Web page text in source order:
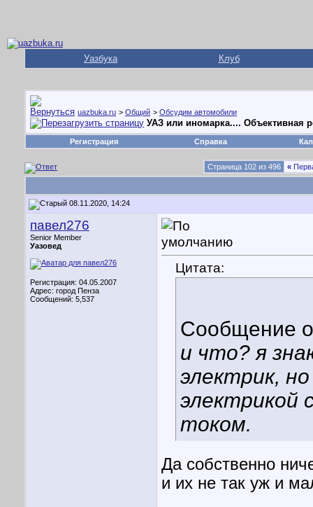
Уазбука Клуб
uazbuka.ru > Общий > Обсудим автомобили
УАЗ или иномарка.... Объективная
Регистрация Справка
Страница 102 из 496 «
08.11.2020, 14:24
павел276
Senior Member
Уазовед
Регистрация: 04.05.2007
Адрес: город Пенза
Сообщений: 5,537
Цитата:
Сообщение
и что? я
электрик,
электрикой
током.
Да собственно
и их не так уж и